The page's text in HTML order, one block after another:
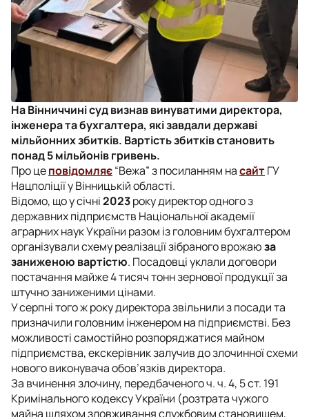
На Вінниччині суд визнав винуватими директора,
інженера та бухгалтера, які завдали державі
мільйонних збитків. Вартість збитків становить
понад 5 мільйонів гривень.
Про цеповідомляє“Вежа” з посиланням насайтГУ
Нацполіції у Вінницькій області.
Відомо, що у січні2023року директор одного з
державних підприємств Національної академії
аграрних наук України разом із головним бухгалтером
організували схему реалізації зібраного врожаюза
заниженою вартістю. Посадовці уклали договори
постачання майже 4 тисяч тонн зернової продукції за
штучно заниженими цінами.
У серпні того ж року директора звільнили з посади та
призначили головним інженером на підприємстві. Без
можливості самостійно розпоряджатися майном
підприємства, екскерівник залучив до злочинної схеми
нового виконувача обов’язків директора.
За вчинення злочину, передбаченого ч. ч. 4, 5 ст. 191
Кримінального кодексу України (розтрата чужого
майна шляхом зловживання службовим становищем,